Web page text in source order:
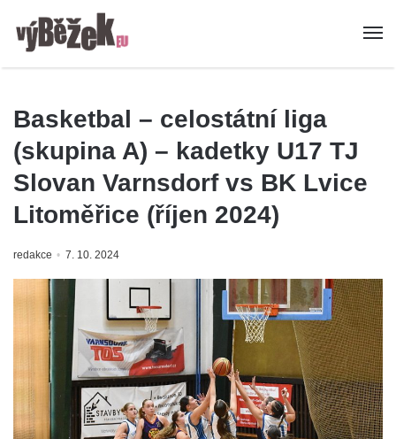
Basketbal – celostátní liga
(skupina A) – kadetky U17 TJ
Slovan Varnsdorf vs BK Lvice
Litoměřice (říjen 2024)
redakce 7. 10. 2024